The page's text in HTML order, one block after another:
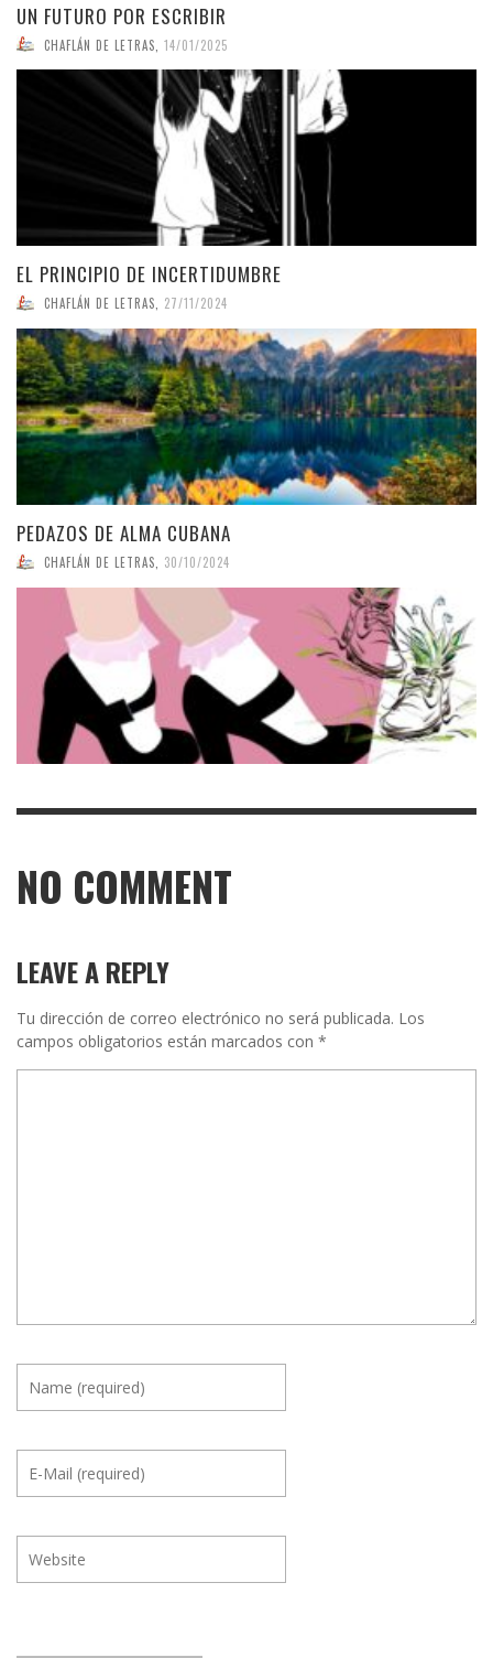
UN FUTURO POR ESCRIBIR
CHAFLÁN DE LETRAS 14/01/2025
EL PRINCIPIO DE INCERTIDUMBRE
CHAFLÁN DE LETRAS 27/11/2024
PEDAZOS DE ALMA CUBANA
CHAFLÁN DE LETRAS 30/10/2024
NO COMMENT
LEAVE A REPLY
Tu dirección de correo electrónico no será publicada. Los
campos obligatorios están marcados con *